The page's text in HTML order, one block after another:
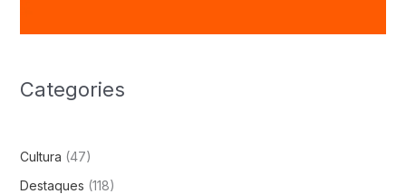
Categories
Cultura (47)
Destaques (118)